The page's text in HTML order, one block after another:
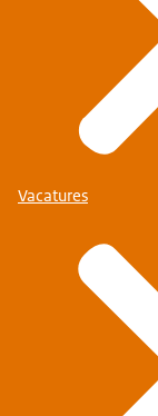
Vacatures